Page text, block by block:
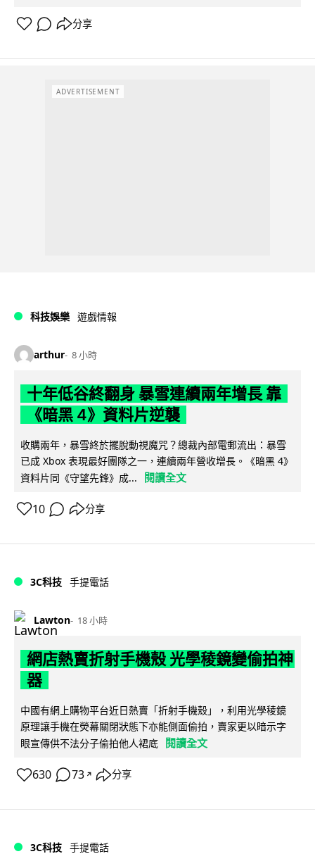
分享
ADVERTISEMENT
科技娛樂 遊戲情報
arthur 8 小時
十年低谷終翻身 暴雪連續兩年增長 靠
《暗黑 4》資料片逆襲
收購兩年，暴雪終於擺脫動視魔咒？總裁內部電郵流出：暴雪
已成 Xbox 表現最好團隊之一，連續兩年營收增長。《暗黑 4》
資料片同《守望先鋒》成...
閱讀全文
10 分享
3C科技 手提電話
Lawton 18 小時
網店熱賣折射手機殼 光學稜鏡變偷拍神
器
中國有網上購物平台近日熱賣「折射手機殼」，利用光學稜鏡
原理讓手機在熒幕關閉狀態下亦能側面偷拍，賣家更以暗示字
眼宣傳供不法分子偷拍他人裙底 閱讀全文
630 73 ↗ 分享
3C科技 手提電話